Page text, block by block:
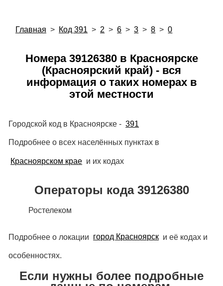
Главная > Код 391 > 2 > 6 > 3 > 8 > 0
Номера 39126380 в Красноярске
(Красноярский край) - вся
информация о таких номерах в
этой местности
Городской код в Красноярске - 391
Подробнее о всех населённых пунктах в
Красноярском крае и их кодах
Операторы кода 39126380
Ростелеком
Подробнее о локации город Красноярск и её кодах и
особенностях.
Если нужны более подробные